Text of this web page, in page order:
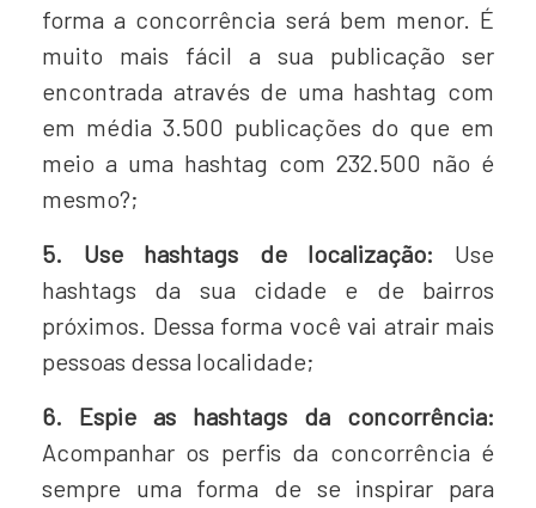
forma a concorrência será bem menor. É
muito mais fácil a sua publicação ser
encontrada através de uma hashtag com
em média 3.500 publicações do que em
meio a uma hashtag com 232.500 não é
mesmo?;
5. Use hashtags de localização: Use
hashtags da sua cidade e de bairros
próximos. Dessa forma você vai atrair mais
pessoas dessa localidade;
6. Espie as hashtags da concorrência:
Acompanhar os perfis da concorrência é
sempre uma forma de se inspirar para